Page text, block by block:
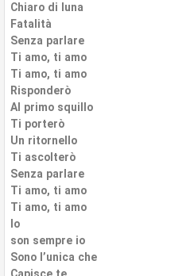
Chiaro di luna
Fatalità
Senza parlare
Ti amo, ti amo
Ti amo, ti amo
Risponderò
Al primo squillo
Ti porterò
Un ritornello
Ti ascolterò
Senza parlare
Ti amo, ti amo
Ti amo, ti amo
Io
son sempre io
Sono l’unica che